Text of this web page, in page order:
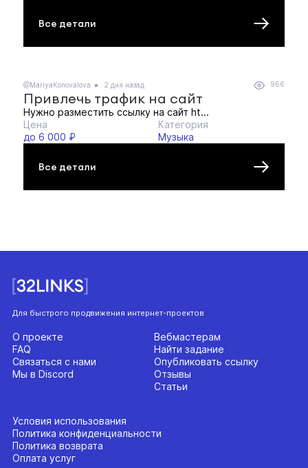
Все детали
@MariyaKonovalova 2 дня назад 966
Привлечь трафик на сайт
Нужно разместить ссылку на сайт ht...
Цена
до 6 000 ₽
Категория
Музыка
Все детали
Для быстрого продвижения интернет-проектов
Вебмастерам
Найти задание
Опубликовать ссылку
Отзывы
Статьи
О проекте
FAQ
Связаться с нами
Мы в Discord
Условия использования
Политика конфиденциальности
Политика возврата
Оплата услуг